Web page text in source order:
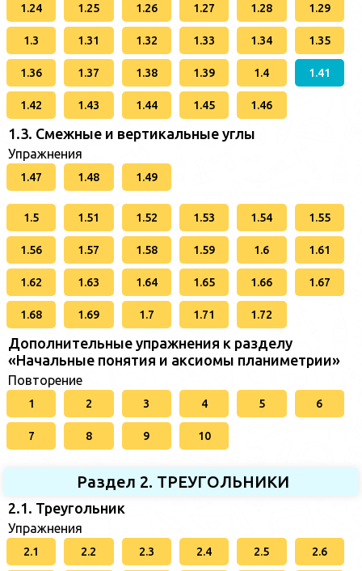
1.24 1.25 1.26 1.27 1.28 1.29
1.3 1.31 1.32 1.33 1.34 1.35
1.36 1.37 1.38 1.39 1.4 1.41
1.42 1.43 1.44 1.45 1.46
1.3. Смежные и вертикальные углы
Упражнения
1.47 1.48 1.49
1.5 1.51 1.52 1.53 1.54 1.55
1.56 1.57 1.58 1.59 1.6 1.61
1.62 1.63 1.64 1.65 1.66 1.67
1.68 1.69 1.7 1.71 1.72
Дополнительные упражнения к разделу
«Начальные понятия и аксиомы планиметрии»
Повторение
1 2 3 4 5 6
7 8 9 10
Раздел 2. ТРЕУГОЛЬНИКИ
2.1. Треугольник
Упражнения
2.1 2.2 2.3 2.4 2.5 2.6